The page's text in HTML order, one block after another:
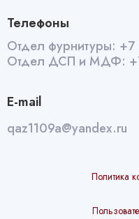
Телефоны
Отдел фурнитуры: +7
Отдел ДСП и МДФ:
E-mail
qaz1109a@yandex.ru
Политика